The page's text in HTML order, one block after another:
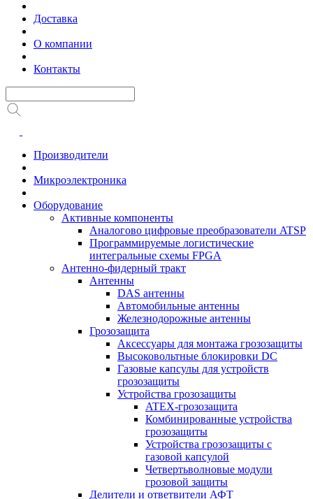
Доставка
О компании
Контакты
Производители
Микроэлектроника
Оборудование
Активные компоненты
Аналогово цифровые преобразователи ATSP
Программируемые логистические
интегральные схемы FPGA
Антенно-фидерный тракт
Антенны
DAS антенны
Автомобильные антенны
Железнодорожные антенны
Грозозащита
Аксессуары для монтажа грозозащиты
Высоковольтные блокировки DC
Газовые капсулы для устройств
грозозащиты
Устройства грозозащиты
ATEX-грозозащита
Комбинированные устройства
грозозащиты
Устройства грозозащиты с
газовой капсулой
Четвертьволновые модули
грозовой защиты
Делители и ответвители АФТ